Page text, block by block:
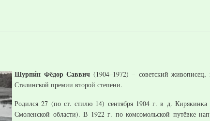
Шурпи́н Фёдор Саввич (1904–1972) – советский живописец,
Сталинской премии второй степени.
Родился 27 (по ст. стилю 14) сентября 1904 г. в д. Кирякинка
Смоленской области). В 1922 г. по комсомольской путёвке